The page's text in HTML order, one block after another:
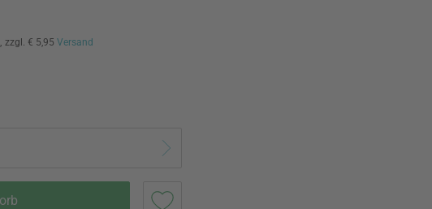
zzgl. € 5,95 Versand